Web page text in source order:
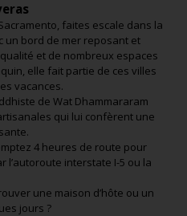
faites escale dans la
un bord de mer reposant et
et de nombreux espaces
elle fait partie de ces villes
vacances.
de Wat Dhammararam
qui lui confèrent une
4 heures de route pour
l’autoroute interstate I-5 ou la
une maison d’hôte ou un
jours ?